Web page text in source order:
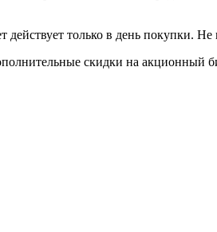
только в день покупки. Не
скидки на акционный